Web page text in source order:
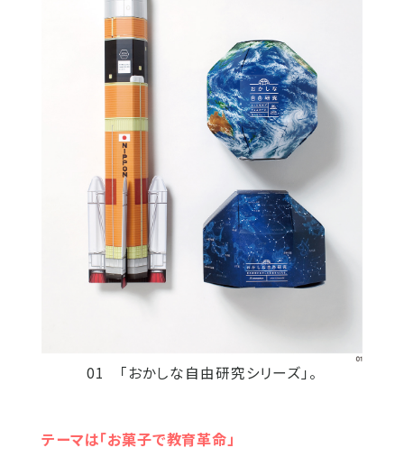
01 「おかしな自由研究シリーズ」。
テーマは「お菓子で教育革命」